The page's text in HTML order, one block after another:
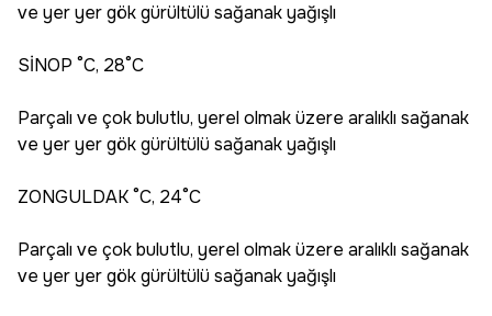
ve yer yer gök gürültülü sağanak yağışlı
SİNOP °C, 28°C
Parçalı ve çok bulutlu, yerel olmak üzere aralıklı sağanak
ve yer yer gök gürültülü sağanak yağışlı
ZONGULDAK °C, 24°C
Parçalı ve çok bulutlu, yerel olmak üzere aralıklı sağanak
ve yer yer gök gürültülü sağanak yağışlı